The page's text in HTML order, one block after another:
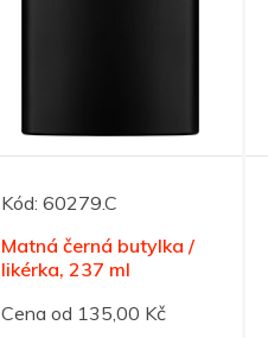
Kód:60279.C
Matná černá butylka /
likérka, 237 ml
Cena od 135,00 Kč